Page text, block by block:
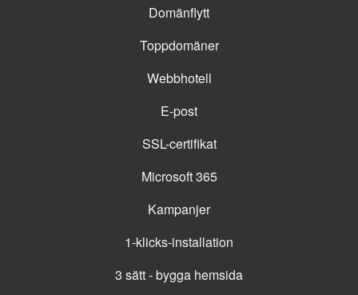
Domänflytt
Toppdomäner
Webbhotell
E-post
SSL-certifikat
Microsoft 365
Kampanjer
1-klicks-installation
3 sätt - bygga hemsida